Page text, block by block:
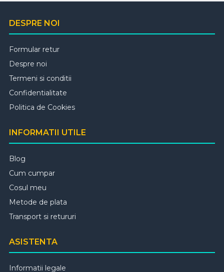
DESPRE NOI
Formular retur
Despre noi
Termeni si conditii
Confidentialitate
Politica de Cookies
INFORMATII UTILE
Blog
Cum cumpar
Cosul meu
Metode de plata
Transport si retururi
ASISTENTA
Informatii legale